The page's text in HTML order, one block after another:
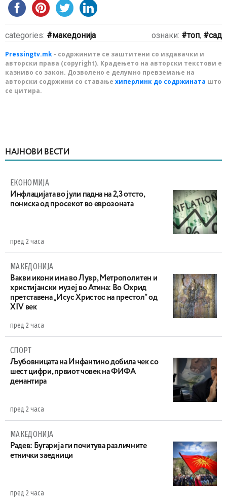
categories: македонија ознаки: топ, сад
Pressingtv.mk - содржините се заштитени со издавачки и
авторски права (copyright). Крадењето на авторски текстови е
казниво со закон. Дозволено е делумно превземање на
авторски содржини со ставање хиперлинк до содржината што
се цитира.
НАЈНОВИ ВЕСТИ
ЕКОНОМИЈА
Инфлацијата во јули падна на 2,3 отсто,
пониска од просекот во еврозоната
пред 2 часа
МАКЕДОНИЈА
Вакви икони има во Лувр, Метрополитен и
христијански музеј во Атина: Во Охрид
претставена „Исус Христос на престол“ од
XIV век
пред 2 часа
СПОРТ
Љубовницата на Инфантино добила чек со
шест цифри, првиот човек на ФИФА
демантира
пред 2 часа
МАКЕДОНИЈА
Радев: Бугарија ги почитува различните
етнички заедници
пред 2 часа